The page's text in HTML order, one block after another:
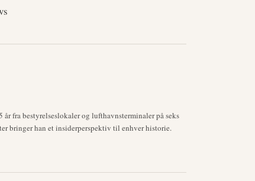
fra bestyrelseslokaler og lufthavnsterminaler på seks
bringer han et insiderperspektiv til enhver historie.